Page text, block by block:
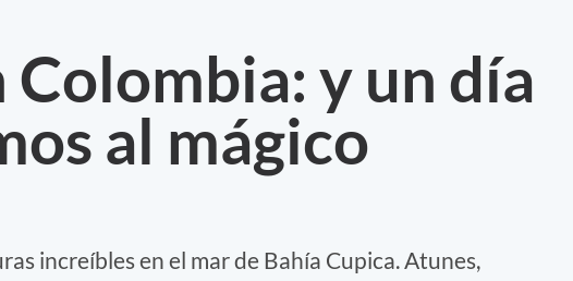
Colombia: y un día
al mágico
increíbles en el mar de Bahía Cupica. Atunes,